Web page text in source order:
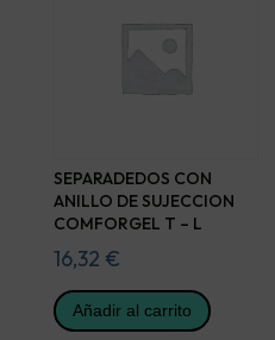
SEPARADEDOS CON
ANILLO DE SUJECCION
COMFORGEL T – L
16,32 €
Añadir al carrito